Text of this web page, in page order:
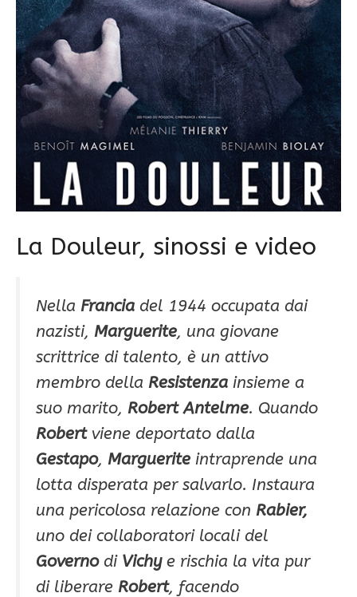
La Douleur, sinossi e video
Nella Francia del 1944 occupata dai
nazisti, Marguerite, una giovane
scrittrice di talento, è un attivo
membro della Resistenza insieme a
suo marito, Robert Antelme. Quando
Robertviene deportato dalla
Gestapo, Marguerite intraprende una
lotta disperata per salvarlo. Instaura
una pericolosa relazione con Rabier,
uno dei collaboratori locali del
Governodi Vichye rischia la vita pur
di liberare Robert, facendo